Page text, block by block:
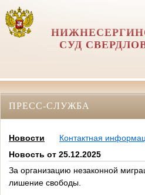
СУД
ПРЕСС-СЛУЖБА
Новости
Контактная
Новость от 25.12.2025
За организацию незаконной
лишение свободы.